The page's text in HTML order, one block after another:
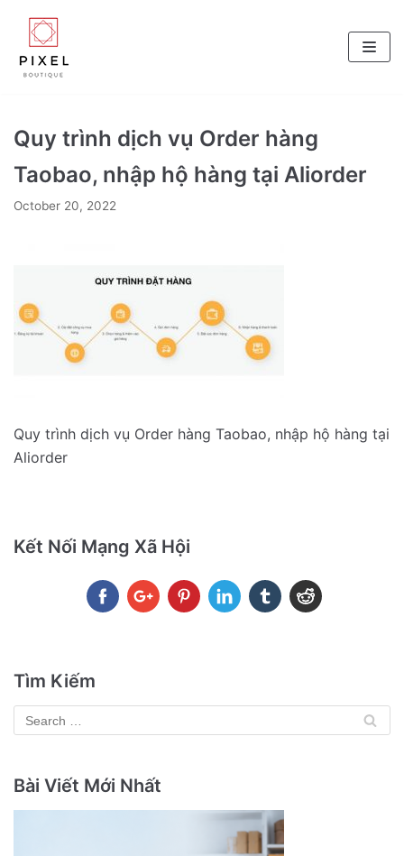
Skip
to
content
Quy trình dịch vụ Order hàng
Taobao, nhập hộ hàng tại Aliorder
October 20, 2022
Quy trình dịch vụ Order hàng Taobao, nhập hộ hàng tại
Aliorder
Kết Nối Mạng Xã Hội
Tìm Kiếm
Bài Viết Mới Nhất